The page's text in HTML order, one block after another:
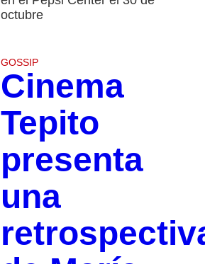
octubre
GOSSIP
Cinema
Tepito
presenta
una